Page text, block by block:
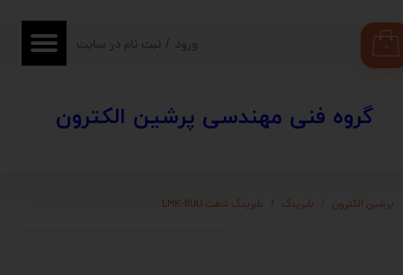
​​گروه فنی مهندسی پرشین الکترون
۰ ورود / ثبت نام در سایت
حساب کاربری من
سفارشات
پرشین الکترون بلبرینگ بلبرینگ شفت LMK-8UU